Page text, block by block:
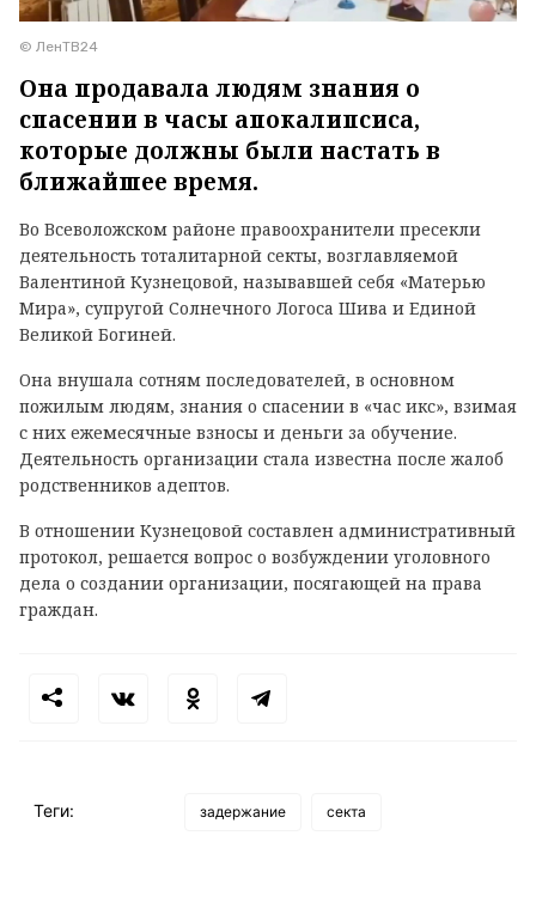
© ЛенТВ24
Она продавала людям знания о
спасении в часы апокалипсиса,
которые должны были настать в
ближайшее время.
Во Всеволожском районе правоохранители пресекли
деятельность тоталитарной секты, возглавляемой
Валентиной Кузнецовой, называвшей себя «Матерью
Мира», супругой Солнечного Логоса Шива и Единой
Великой Богиней.
Она внушала сотням последователей, в основном
пожилым людям, знания о спасении в «час икс», взимая
с них ежемесячные взносы и деньги за обучение.
Деятельность организации стала известна после жалоб
родственников адептов.
В отношении Кузнецовой составлен административный
протокол, решается вопрос о возбуждении уголовного
дела о создании организации, посягающей на права
граждан.
Теги: задержание секта